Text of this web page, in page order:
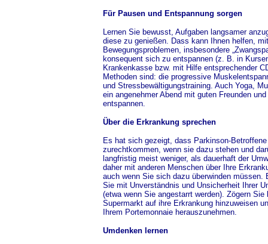
Für Pausen und Entspannung sorgen
Lernen Sie bewusst, Aufgaben langsamer
diese zu genießen. Dass kann Ihnen helfen,
Bewegungsproblemen, insbesondere
konsequent sich zu entspannen (z. B. in
Krankenkasse bzw. mit Hilfe entsprechender
Methoden sind: die progressive
und Stressbewältigungstraining. Auch Yoga,
ein angenehmer Abend mit guten Freunden
entspannen.
Über die Erkrankung sprechen
Es hat sich gezeigt, dass Parkinson-
zurechtkommen, wenn sie dazu stehen und
langfristig meist weniger, als dauerhaft der
daher mit anderen Menschen über Ihre
auch wenn Sie sich dazu überwinden müssen.
Sie mit Unverständnis und Unsicherheit Ihrer
(etwa wenn Sie angestarrt werden). Zögern
Supermarkt auf ihre Erkrankung hinzuweisen
Ihrem Portemonnaie herauszunehmen.
Umdenken lernen